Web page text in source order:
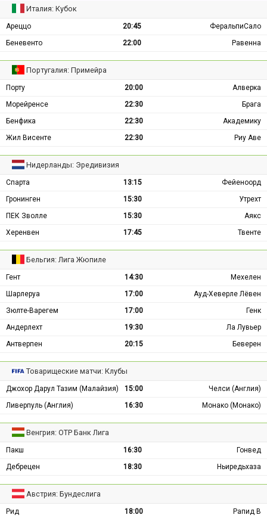
Италия: Кубок
Ареццо 20:45
ФеральпиСало
Беневенто
22:00 Равенна
Португалия: Примейра
Порту 20:00
Алверка
Морейренсе
22:30
Брага
Бенфика
22:30
Академику
Жил Висенте
22:30 Риу Аве
Нидерланды: Эредивизия
Спарта 13:15
Фейеноорд
Гронинген
15:30
Утрехт
ПЕК Зволле
15:30
Аякс
Херенвен
17:45 Твенте
Бельгия: Лига Жюпиле
Гент 14:30
Мехелен
Шарлеруа
17:00
Ауд-Хеверле Лёвен
Зюлте-Варегем
17:00
Генк
Андерлехт
19:30
Ла Лувьер
Антверпен
20:15 Беверен
Товарищеские матчи: Клубы
Джохор Дарул Тазим (Малайзия) 15:00
Челси (Англия)
Ливерпуль (Англия)
16:30 Монако (Монако)
Венгрия: ОТР Банк Лига
Пакш 16:30
Гонвед
Дебрецен
18:30 Ньиредьхаза
Австрия: Бундеслига
Рид 18:00 Рапид В